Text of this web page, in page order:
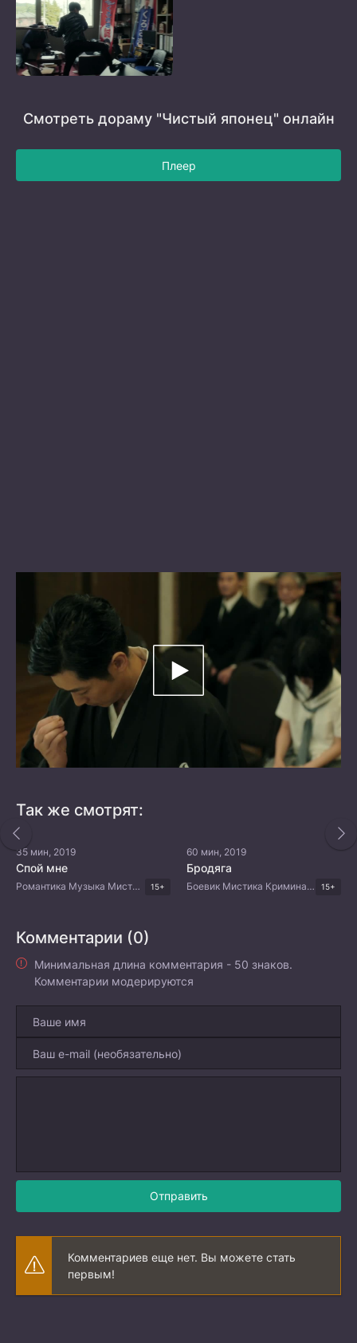
Смотреть дораму "Чистый японец" онлайн
Плеер
Так же смотрят:
35 мин, 2019
Спой мне
Романтика Музыка Мистика Комедия Корейские дорамы 15+
60 мин, 2019
Бродяга
Боевик Мистика Криминал Триллер Корейские дорамы 15+
Комментарии (0)
Минимальная длина комментария - 50 знаков.
Комментарии модерируются
Отправить
Комментариев еще нет. Вы можете стать
первым!